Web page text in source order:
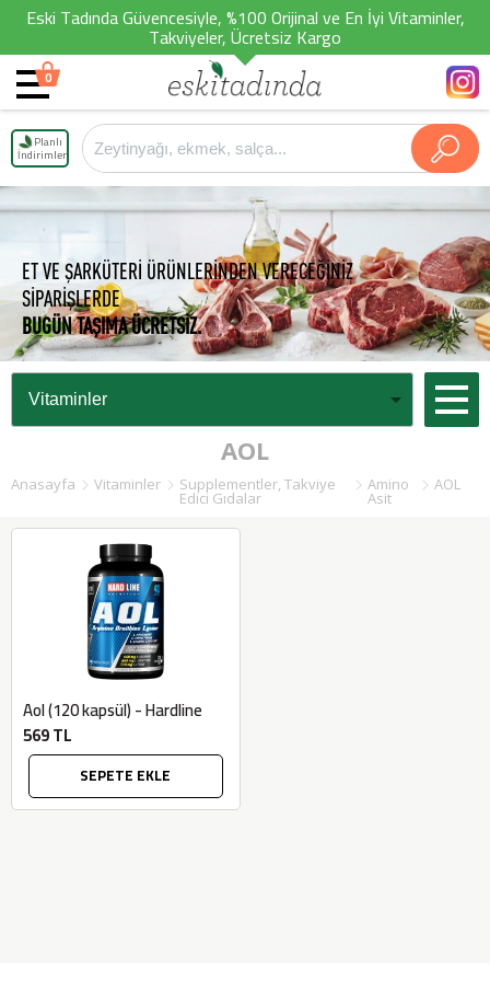
Eski Tadında Güvencesiyle, %100 Orijinal ve En İyi Vitaminler,
Takviyeler, Ücretsiz Kargo
0
Planlı
İndirimler
ET VE ŞARKÜTERİ ÜRÜNLERİNDEN VERECEĞİNİZ
SİPARİŞLERDE
BUGÜN TAŞIMA ÜCRETSİZ.
AOL
Anasayfa Vitaminler Supplementler, Takviye
Edici Gıdalar
Amino
Asit
AOL
Aol (120 kapsül) - Hardline
569 TL
SEPETE EKLE